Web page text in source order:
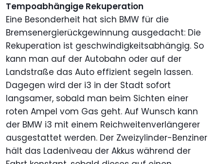
Tempoabhängige Rekuperation
Eine Besonderheit hat sich BMW für die
Bremsenergierückgewinnung ausgedacht: Die
Rekuperation ist geschwindigkeitsabhängig. So
kann man auf der Autobahn oder auf der
Landstraße das Auto effizient segeln lassen.
Dagegen wird der i3 in der Stadt sofort
langsamer, sobald man beim Sichten einer
roten Ampel vom Gas geht. Auf Wunsch kann
der BMW i3 mit einem Reichweitenverlängerer
ausgestattet werden. Der Zweizylinder-Benziner
hält das Ladeniveau der Akkus während der